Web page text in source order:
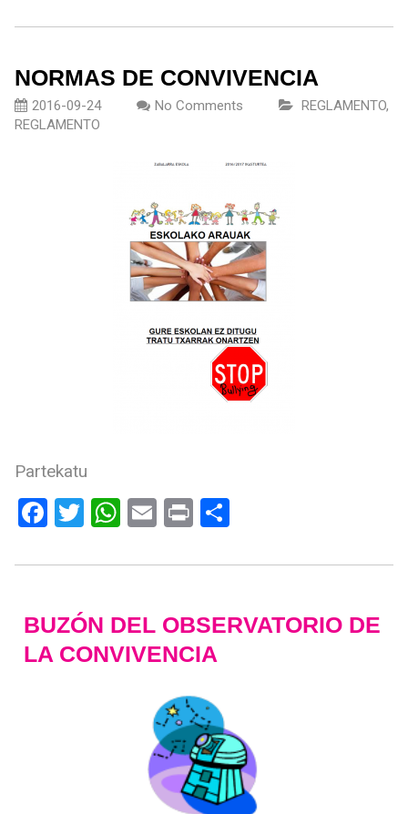
NORMAS DE CONVIVENCIA
2016-09-24 No Comments REGLAMENTO,
REGLAMENTO
Partekatu
Facebook
Twitter
WhatsApp
Email
PrintCompartir
BUZÓN DEL OBSERVATORIO DE
LA CONVIVENCIA